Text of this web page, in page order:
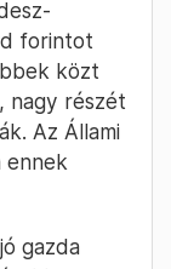
nyesni
2,5
Magyar.